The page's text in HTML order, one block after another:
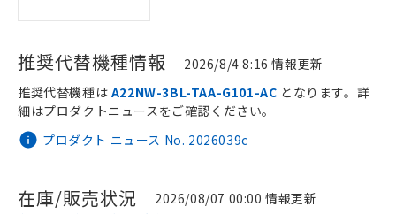
推奨代替機種情報 2026/8/4 8:16 情報更新
プロダクト ニュース No. 2026039c
推奨代替機種は A22NW-3BL-TAA-G101-AC となります。詳
細はプロダクトニュースをご確認ください。
在庫/販売状況
2026/08/07 00:00 情報更新